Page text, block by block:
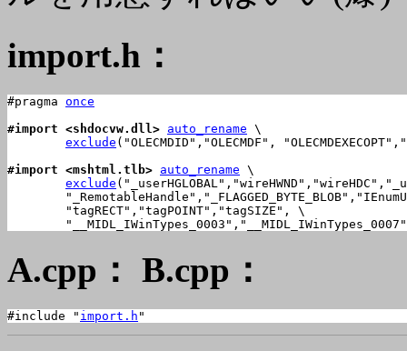
import.h ：
#pragma once
#import <shdocvw.dll> auto_rename \
exclude ("OLECMDID","OLECMDF",
#import <mshtml.tlb> auto_rename \
exclude
A.cpp： B.cpp：
#include " import.h "